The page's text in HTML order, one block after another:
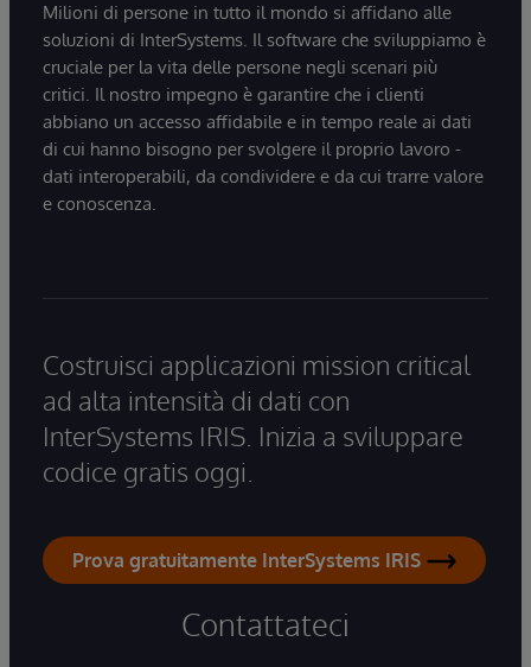
Milioni di persone in tutto il mondo si affidano alle
soluzioni di InterSystems. Il software che sviluppiamo è
cruciale per la vita delle persone negli scenari più
critici. Il nostro impegno è garantire che i clienti
abbiano un accesso affidabile e in tempo reale ai dati
di cui hanno bisogno per svolgere il proprio lavoro -
dati interoperabili, da condividere e da cui trarre valore
e conoscenza.
Costruisci applicazioni mission critical
ad alta intensità di dati con
InterSystems IRIS. Inizia a sviluppare
codice gratis oggi.
Prova gratuitamente InterSystems IRIS
Contattateci